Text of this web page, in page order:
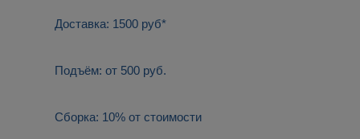
Доставка: 1500 руб*
Подъём: от 500 руб.
Сборка: 10% от стоимости